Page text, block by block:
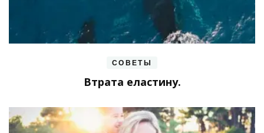
СОВЕТЫ
Втрата еластину.